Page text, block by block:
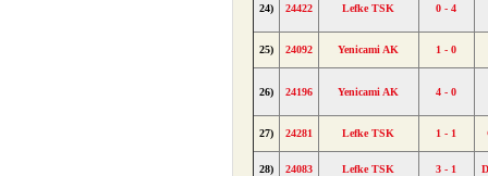
24) 24422 Lefke TSK 0 - 4
25) 24092 Yenicami AK 1 - 0
26) 24196 Yenicami AK 4 - 0
27) 24281 Lefke TSK 1 - 1
28) 24083 Lefke TSK 3 - 1